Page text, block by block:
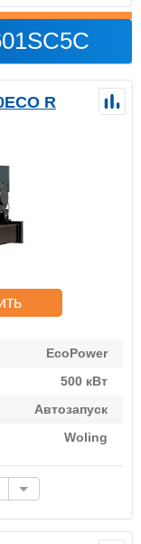
R
EcoPower
500 кВт
Автозапуск
Woling